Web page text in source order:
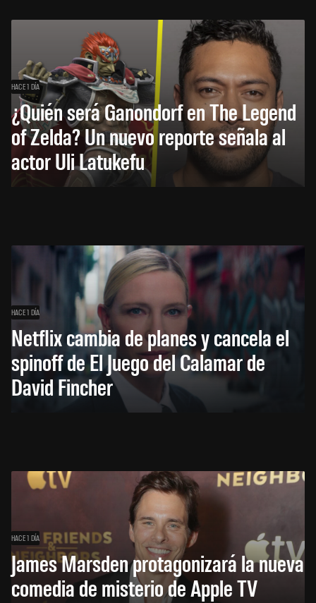
HACE 1 DÍA
¿Quién será Ganondorf en The Legend
of Zelda? Un nuevo reporte señala al
actor Uli Latukefu
HACE 1 DÍA
Netflix cambia de planes y cancela el
spinoff de El Juego del Calamar de
David Fincher
HACE 1 DÍA
James Marsden protagonizará la nueva
comedia de misterio de Apple TV